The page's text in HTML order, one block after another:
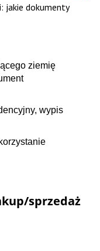
jakie dokumenty
ziemię
wypis
sprzedaż